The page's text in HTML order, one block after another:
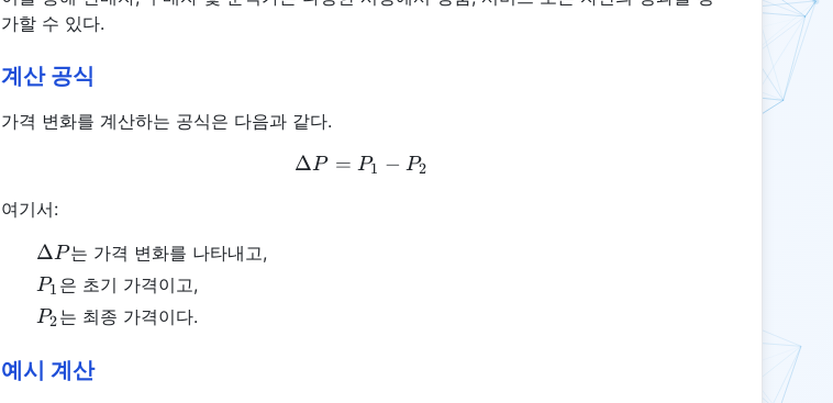
가할 수 있다.
계산 공식
가격 변화를 계산하는 공식은 다음과 같다.
\Delta P = P_1 - P_2
ΔP = P1 − P2
여기서:
\Delta
P
ΔP 는 가격 변화를 나타내고,
P_1
P1 은 초기 가격이고,
P_2
P2는 최종 가격이다.
예시 계산